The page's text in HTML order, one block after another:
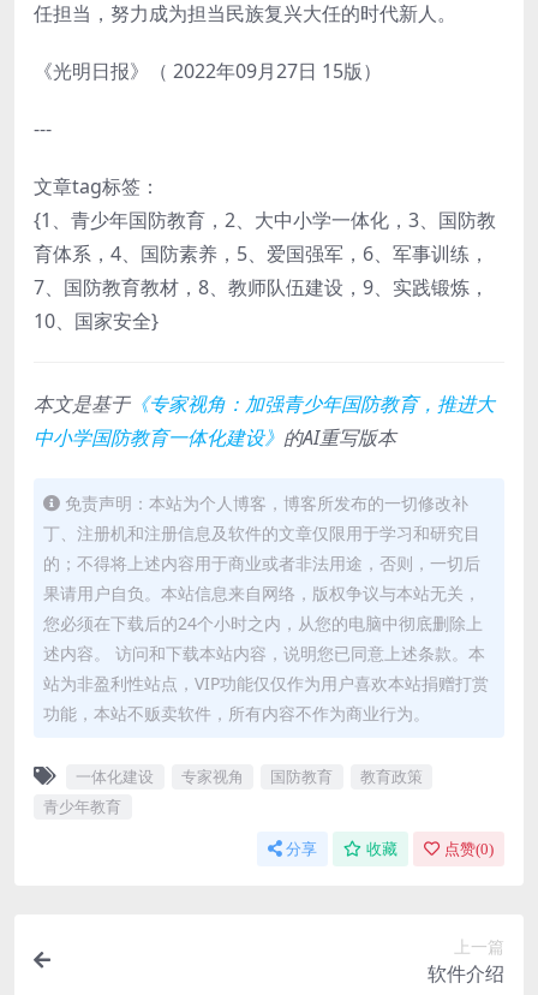
任担当，努力成为担当民族复兴大任的时代新人。
《光明日报》（ 2022年09月27日 15版）
---
文章tag标签：
{1、青少年国防教育，2、大中小学一体化，3、国防教
育体系，4、国防素养，5、爱国强军，6、军事训练，
7、国防教育教材，8、教师队伍建设，9、实践锻炼，
10、国家安全}
本文是基于《专家视角：加强青少年国防教育，推进大
中小学国防教育一体化建设》 的AI重写版本
免责声明：本站为个人博客，博客所发布的一切修改补
丁、注册机和注册信息及软件的文章仅限用于学习和研究目
的；不得将上述内容用于商业或者非法用途，否则，一切后
果请用户自负。本站信息来自网络，版权争议与本站无关，
您必须在下载后的24个小时之内，从您的电脑中彻底删除上
述内容。 访问和下载本站内容，说明您已同意上述条款。本
站为非盈利性站点，VIP功能仅仅作为用户喜欢本站捐赠打赏
功能，本站不贩卖软件，所有内容不作为商业行为。
一体化建设 专家视角 国防教育
教育政策
青少年教育
分享 收藏 点赞(0)
上一篇
软件介绍